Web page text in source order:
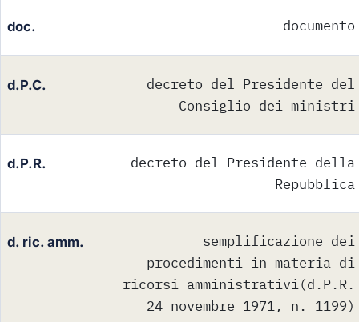
doc. documento
d.P.C.
decreto del Presidente del
Consiglio dei ministri
d.P.R.
decreto del Presidente della
Repubblica
d. ric. amm.
semplificazione dei
procedimenti in materia di
ricorsi amministrativi(d.P.R.
24 novembre 1971, n. 1199)